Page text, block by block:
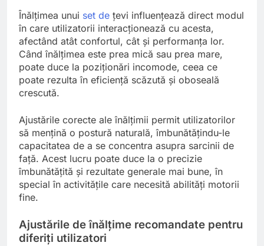
Înălțimea unui set de țevi influențează direct modul
în care utilizatorii interacționează cu acesta,
afectând atât confortul, cât și performanța lor.
Când înălțimea este prea mică sau prea mare,
poate duce la poziționări incomode, ceea ce
poate rezulta în eficiență scăzută și oboseală
crescută.
Ajustările corecte ale înălțimii permit utilizatorilor
să mențină o postură naturală, îmbunătățindu-le
capacitatea de a se concentra asupra sarcinii de
față. Acest lucru poate duce la o precizie
îmbunătățită și rezultate generale mai bune, în
special în activitățile care necesită abilități motorii
fine.
Ajustările de înălțime recomandate pentru
diferiți utilizatori